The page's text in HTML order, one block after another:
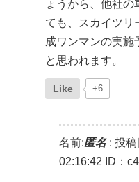
ょうから、他社の
ても、スカイツリ
成ワンマンの実施
と思われます。
Like +6
名前:匿名: 投
02:16:42
ID：